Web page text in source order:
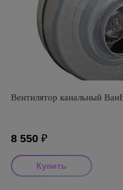
Вентилятор канальный
8 550 ₽